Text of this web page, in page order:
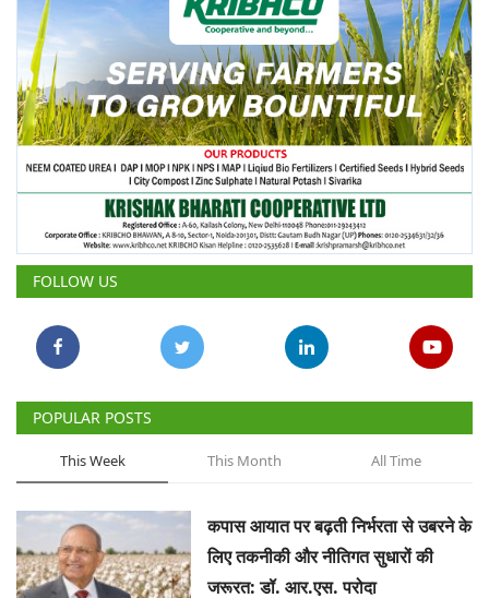
FOLLOW US
POPULAR POSTS
This Week This Month All Time
कपास आयात पर बढ़ती निर्भरता से उबरने के
लिए तकनीकी और नीतिगत सुधारों की
जरूरत: डॉ. आर.एस. परोदा